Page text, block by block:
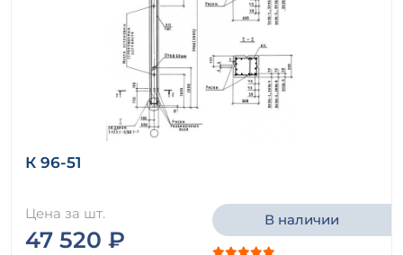
К 96-51
Цена за шт.
47 520 ₽
В наличии